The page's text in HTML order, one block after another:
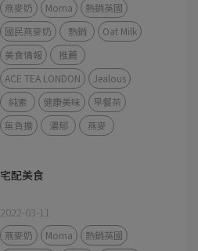
燕麥奶 Moma
熱銷英國
國民燕麥奶
熱銷
Oat Milk
美食情報
推薦
ACE TEA LONDON
Jealous
純素
健康美味
早餐茶
無負擔
濃郁 燕麥
宅配美食
2022-03-11
燕麥奶 Moma
熱銷英國